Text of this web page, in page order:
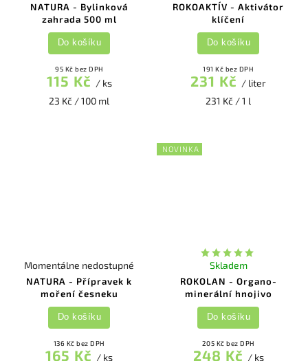
NATURA - Bylinková
zahrada 500 ml
95 Kč bez DPH
115 Kč / ks
23 Kč / 100 ml
Do košíku
ROKOAKTÍV - Aktivátor
klíčení
191 Kč bez DPH
231 Kč / liter
231 Kč / 1 l
Do košíku
NATURA - Přípravek k
moření česneku
Momentálne nedostupné
136 Kč bez DPH
165 Kč / ks
Do košíku
NOVINKA
ROKOLAN - Organo-
minerální hnojivo
Skladem
205 Kč bez DPH
248 Kč / ks
Do košíku